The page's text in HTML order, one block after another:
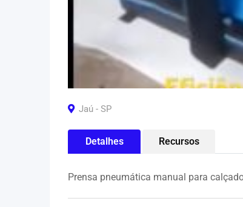
Jaú - SP
Detalhes Recursos
Prensa pneumática manual para